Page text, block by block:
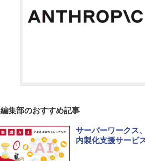
編集部のおすすめ記事
サーバーワークス
内製化支援サービ